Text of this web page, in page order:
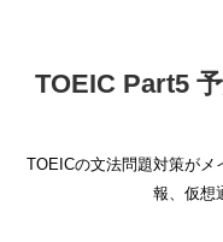
TOEIC Part5
TOEICの文法問題対策がメ
報、仮想